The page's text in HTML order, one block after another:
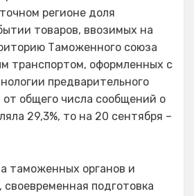
регионе доля
товаров, ввозимых на
Таможенного союза
транспортом, оформленных с
предварительного
общего числа сообщений о
29,3%, то на 20 сентября –
таможенных органов и
подготовка